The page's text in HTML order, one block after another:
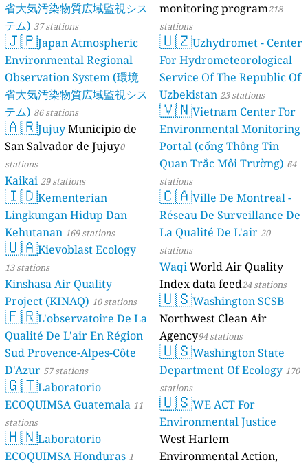
省大気汚染物質広域監視シス
テム) 37 stations
🇯🇵Japan Atmospheric
Environmental Regional
Observation System (環境
省大気汚染物質広域監視シス
テム) 86 stations
🇦🇷Jujuy Municipio de
San Salvador de Jujuy0
stations
Kaikai 29 stations
🇮🇩Kementerian
Lingkungan Hidup Dan
Kehutanan 169 stations
🇺🇦Kievoblast Ecology
13 stations
Kinshasa Air Quality
Project (KINAQ) 10 stations
🇫🇷L'observatoire De La
Qualité De L'air En Région
Sud Provence-Alpes-Côte
D'Azur 57 stations
🇬🇹Laboratorio
ECOQUIMSA Guatemala 11
stations
🇭🇳Laboratorio
ECOQUIMSA Honduras 1
monitoring program218
stations
🇺🇿Uzhydromet - Center
For Hydrometeorological
Service Of The Republic Of
Uzbekistan 23 stations
🇻🇳Vietnam Center For
Environmental Monitoring
Portal (cổng Thông Tin
Quan Trắc Môi Trường) 64
stations
🇨🇦Ville De Montreal -
Réseau De Surveillance De
La Qualité De L'air 20
stations
WaqiWorld Air Quality
Index data feed24 stations
🇺🇸Washington SCSB
Northwest Clean Air
Agency94 stations
🇺🇸Washington State
Department Of Ecology 170
stations
🇺🇸WE ACT For
Environmental Justice
West Harlem
Environmental Action,